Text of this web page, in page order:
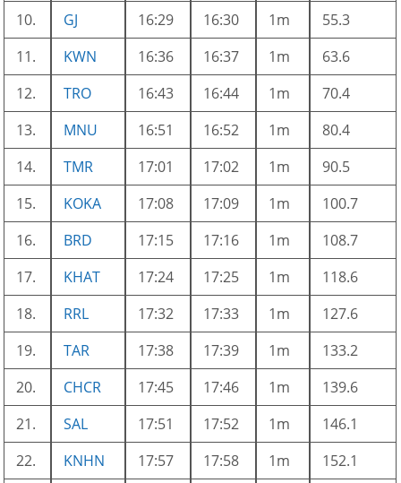
10.
GJ 16:29 16:30 1m
55.3
11.
KWN 16:36 16:37 1m
63.6
12.
TRO 16:43 16:44 1m
70.4
13.
MNU 16:51 16:52 1m
80.4
14.
TMR 17:01 17:02 1m
90.5
15.
KOKA 17:08 17:09 1m
100.7
16.
BRD 17:15 17:16 1m
108.7
17.
KHAT 17:24 17:25 1m
118.6
18.
RRL 17:32 17:33 1m
127.6
19.
TAR 17:38 17:39 1m
133.2
20.
CHCR 17:45 17:46 1m
139.6
21.
SAL 17:51 17:52 1m
146.1
22.
KNHN 17:57 17:58 1m 152.1